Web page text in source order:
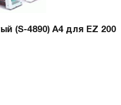
(S-4890) А4 для EZ 200